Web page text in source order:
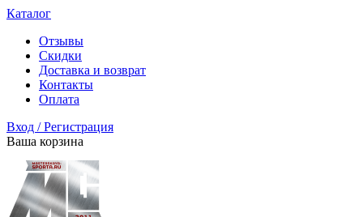
Каталог
Отзывы
Скидки
Доставка и возврат
Контакты
Оплата
Вход / Регистрация
Ваша корзина